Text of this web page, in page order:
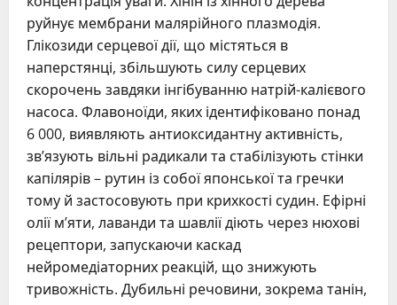
руйнує мембрани малярійного плазмодія.
Глікозиди серцевої дії, що містяться в
наперстянці, збільшують силу серцевих
скорочень завдяки інгібуванню натрій-калієвого
насоса. Флавоноїди, яких ідентифіковано понад
6 000, виявляють антиоксидантну активність,
зв’язують вільні радикали та стабілізують стінки
капілярів – рутин із собої японської та гречки
тому й застосовують при крихкості судин. Ефірні
олії м’яти, лаванди та шавлії діють через нюхові
рецептори, запускаючи каскад
нейромедіаторних реакцій, що знижують
тривожність. Дубильні речовини, зокрема танін,